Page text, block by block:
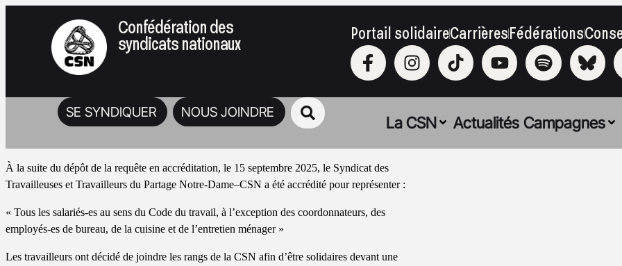
Confédération des
syndicats nationaux Portail solidaireCarrièresFédérations
SE SYNDIQUER NOUS JOINDRE
La CSN Actualités Campagnes
À la suite du dépôt de la requête en accréditation, le 15 septembre 2025, le Syndicat des
Travailleuses et Travailleurs du Partage Notre-Dame–CSN a été accrédité pour représenter :
« Tous les salariés-es au sens du Code du travail, à l’exception des coordonnateurs, des
employés-es de bureau, de la cuisine et de l’entretien ménager »
Les travailleurs ont décidé de joindre les rangs de la CSN afin d’être solidaires devant une